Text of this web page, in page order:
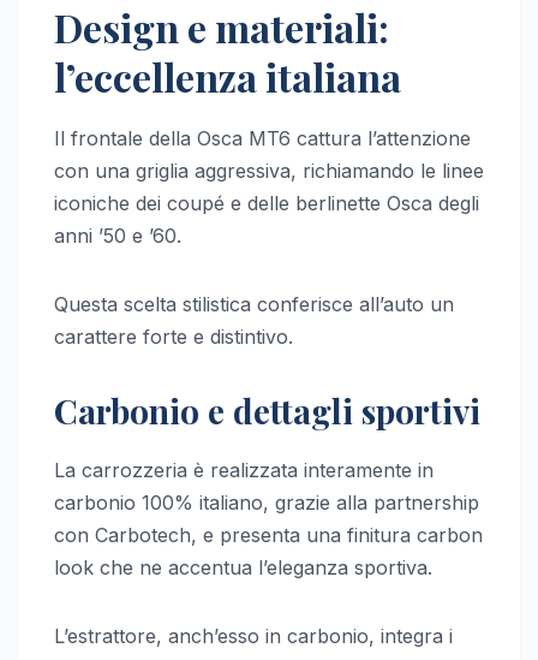
Design e materiali:
l’eccellenza italiana
Il frontale della Osca MT6 cattura l’attenzione
con una griglia aggressiva, richiamando le linee
iconiche dei coupé e delle berlinette Osca degli
anni ’50 e ’60.
Questa scelta stilistica conferisce all’auto un
carattere forte e distintivo.
Carbonio e dettagli sportivi
La carrozzeria è realizzata interamente in
carbonio 100% italiano, grazie alla partnership
con Carbotech, e presenta una finitura carbon
look che ne accentua l’eleganza sportiva.
L’estrattore, anch’esso in carbonio, integra i